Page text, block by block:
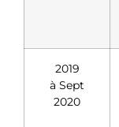
2019
à Sept
2020